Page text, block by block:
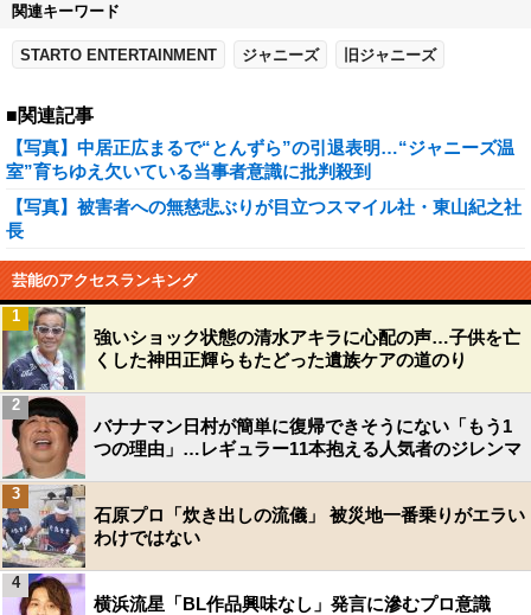
関連キーワード
STARTO ENTERTAINMENT ジャニーズ 旧ジャニーズ
■関連記事
【写真】中居正広まるで“とんずら”の引退表明…“ジャニーズ温
室”育ちゆえ欠いている当事者意識に批判殺到
【写真】被害者への無慈悲ぶりが目立つスマイル社・東山紀之社
長
芸能のアクセスランキング
強いショック状態の清水アキラに心配の声…子供を亡
くした神田正輝らもたどった遺族ケアの道のり
1
バナナマン日村が簡単に復帰できそうにない「もう1
つの理由」…レギュラー11本抱える人気者のジレンマ
2
石原プロ「炊き出しの流儀」 被災地一番乗りがエラい
わけではない
3
横浜流星「BL作品興味なし」発言に滲むプロ意識
4